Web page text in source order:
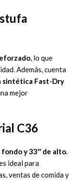
, lo que
Además, cuenta
sintética Fast-Dry
mejor
C36
y 33″ de alto.
ideal para
ventas de comida y